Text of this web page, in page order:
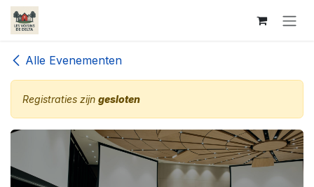
Overslaan naar inhoud
Alle Evenementen
Registraties zijn gesloten